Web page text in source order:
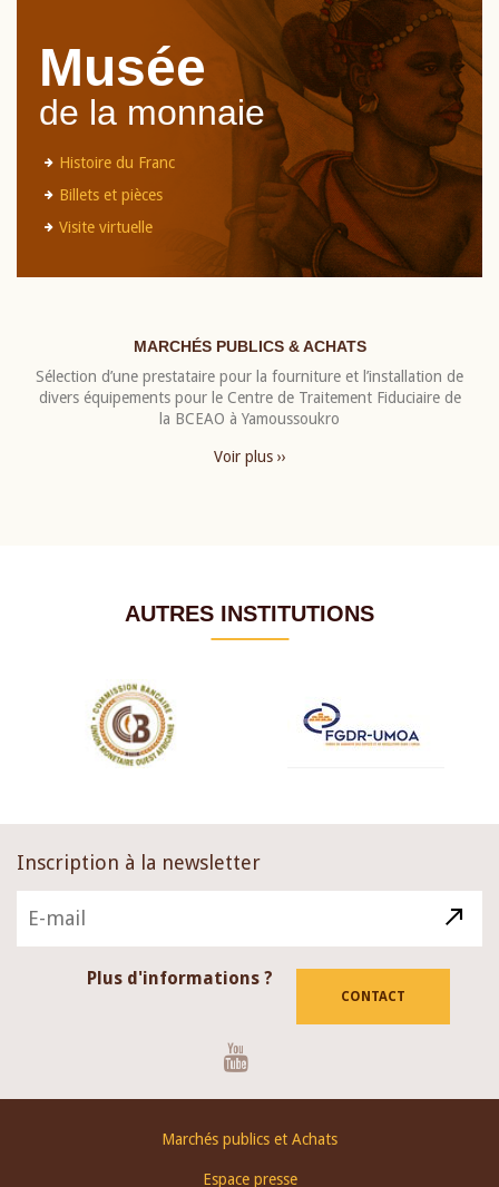
Musée
de la monnaie
Histoire du Franc
Billets et pièces
Visite virtuelle
MARCHÉS PUBLICS & ACHATS
Sélection d’une prestataire pour la fourniture et l’installation de
divers équipements pour le Centre de Traitement Fiduciaire de
la BCEAO à Yamoussoukro
Voir plus ››
AUTRES INSTITUTIONS
Inscription à la newsletter
Plus d'informations ?
CONTACT
Marchés publics et Achats
Espace presse